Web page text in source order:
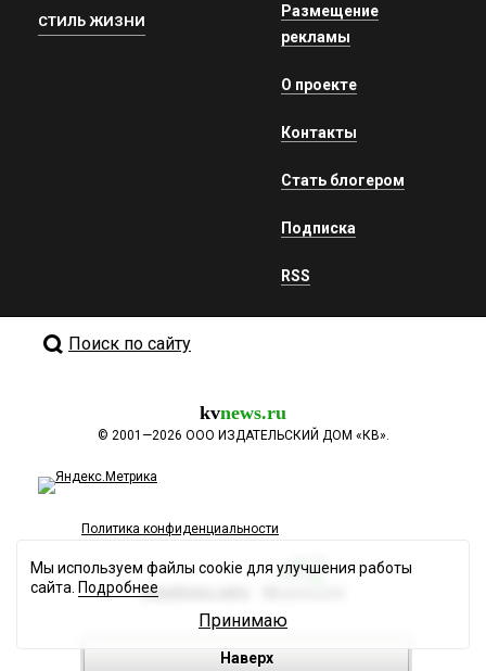
СТИЛЬ ЖИЗНИ
Размещение
рекламы
О проекте
Контакты
Стать блогером
Подписка
RSS
Поиск по сайту
kvnews.ru
© 2001—2026 ООО ИЗДАТЕЛЬСКИЙ ДОМ «КВ».
Политика конфиденциальности
Разработка сайта
Наверх
Мы используем файлы cookie для улучшения работы
сайта. Подробнее
Принимаю